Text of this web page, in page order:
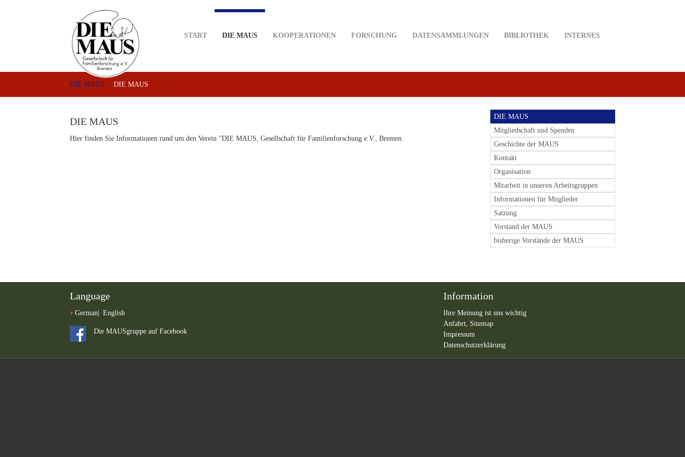
START DIE MAUS KOOPERATIONEN FORSCHUNG DATENSAMMLUNGEN BIBLIOTHEK INTERNES
DIE MAUS DIE MAUS
DIE MAUS
Hier finden Sie Informationen rund um den Verein "DIE MAUS, Gesellschaft für Familienforschung e.V., Bremen.
DIE MAUS
Mitgliedschaft und Spenden
Geschichte der MAUS
Kontakt
Organisation
Mitarbeit in unseren Arbeitsgruppen
Informationen für Mitglieder
Satzung
Vorstand der MAUS
bisherige Vorstände der MAUS
Language
German English
Die MAUSgruppe auf Facebook
Information
Ihre Meinung ist uns wichtig
Anfahrt, Sitemap
Impressum
Datenschutzerklärung